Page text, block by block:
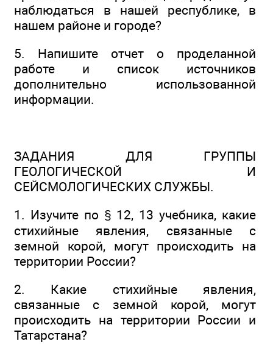
наблюдаться в нашей республике, в
нашем районе и городе?
5. Напишите отчет о проделанной
работе и список источников
дополнительно использованной
информации.
ЗАДАНИЯ ДЛЯ ГРУППЫ
ГЕОЛОГИЧЕСКОЙ И
СЕЙСМОЛОГИЧЕСКИХ СЛУЖБЫ.
1. Изучите по § 12, 13 учебника, какие
стихийные явления, связанные с
земной корой, могут происходить на
территории России?
2. Какие стихийные явления,
связанные с земной корой, могут
происходить на территории России и
Татарстана?